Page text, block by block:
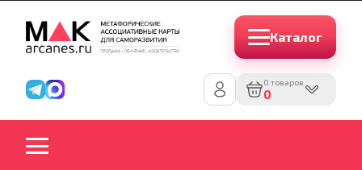
Каталог
0 товаров
0